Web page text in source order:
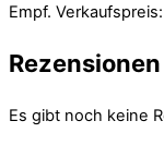
Empf.
Rezensionen
Es gibt noch keine